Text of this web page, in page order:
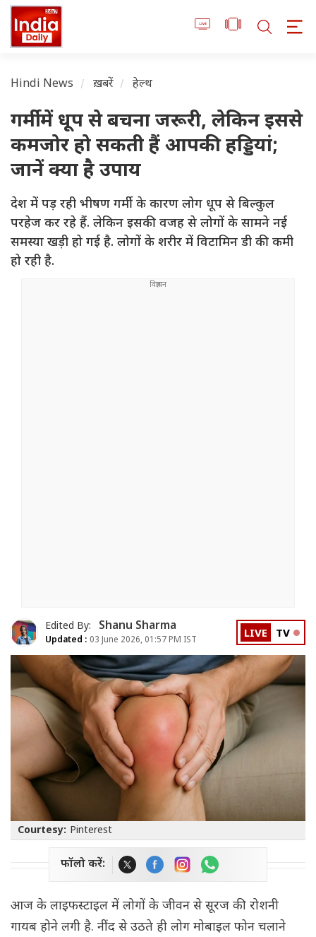
Hindi News ख़बरें हेल्थ
गर्मी में धूप से बचना जरूरी, लेकिन इससे
कमजोर हो सकती हैं आपकी हड्डियां;
जानें क्या है उपाय
देश में पड़ रही भीषण गर्मी के कारण लोग धूप से बिल्कुल
परहेज कर रहे हैं. लेकिन इसकी वजह से लोगों के सामने नई
समस्या खड़ी हो गई है. लोगों के शरीर में विटामिन डी की कमी
हो रही है.
Edited By: Shanu Sharma
Updated : 03 June 2026, 01:57 PM IST LIVE TV
Courtesy: Pinterest
फॉलो करें:
आज के लाइफस्टाइल में लोगों के जीवन से सूरज की रोशनी
गायब होने लगी है. नींद से उठते ही लोग मोबाइल फोन चलाने